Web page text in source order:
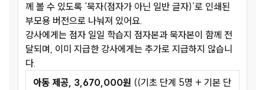
께 볼 수 있도록 ‘묵자(점자가 아닌 일반 글자)’로 인쇄된
부모용 버전으로 나눠져 있어요.
강사에게는 점자 일일 학습지 점자본과 묵자본이 함께 전
달되며, 이미 지급한 강사에게는 추가로 지급하지 않습니
다.
아동 제공, 3,670,000원 ((기초 단계 5명 + 기본 단